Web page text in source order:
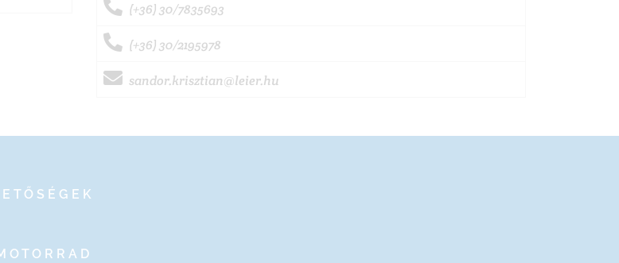
(+36) 30/7835693
(+36) 30/2195978
sandor.krisztian@leier.hu